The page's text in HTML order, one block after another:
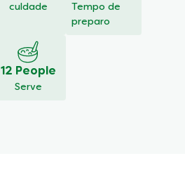
culdade
Tempo de
preparo
12 People
Serve